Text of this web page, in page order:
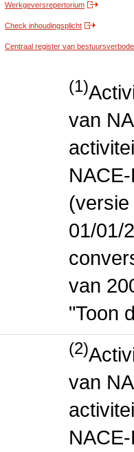
Werkgeversrepertorium
Check inhoudingsplicht
Centraal register van
(1)
van
01/01/
van
"Toon
(2)
van